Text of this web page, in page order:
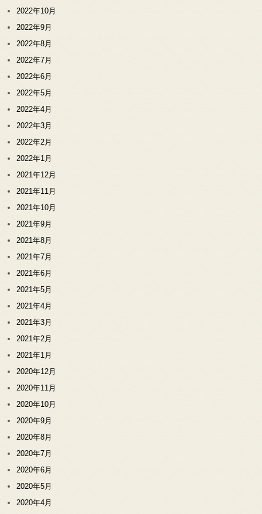
2022年10月
2022年9月
2022年8月
2022年7月
2022年6月
2022年5月
2022年4月
2022年3月
2022年2月
2022年1月
2021年12月
2021年11月
2021年10月
2021年9月
2021年8月
2021年7月
2021年6月
2021年5月
2021年4月
2021年3月
2021年2月
2021年1月
2020年12月
2020年11月
2020年10月
2020年9月
2020年8月
2020年7月
2020年6月
2020年5月
2020年4月